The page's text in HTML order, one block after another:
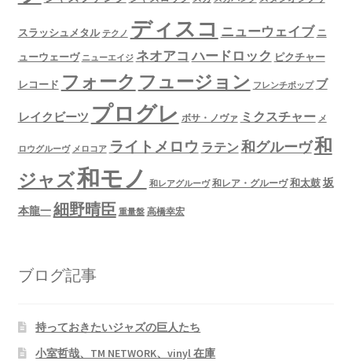
スラッシュメタル テクノ ディスコ ニューウェイブ ニ
ューウェーヴ ニューエイジ ネオアコ ハードロック ピクチャー
レコード フォーク フュージョン フレンチポップ ブ
レイクビーツ プログレ ボサ・ノヴァ ミクスチャー メ
ロウグルーヴ メロコア ライトメロウ ラテン 和グルーヴ和
ジャズ和モノ 和レアグルーヴ 和レア・グルーヴ 和太鼓坂
本龍一細野晴臣 重量盤 高橋幸宏
ブログ記事
持っておきたいジャズの巨人たち
小室哲哉、TM NETWORK、vinyl 在庫